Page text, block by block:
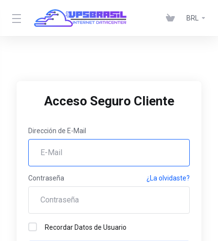
BRL
Acceso Seguro Cliente
Dirección de E-Mail
Contraseña ¿La olvidaste?
Recordar Datos de Usuario